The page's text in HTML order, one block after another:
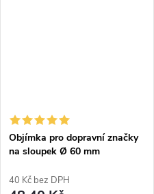
Objímka pro dopravní značky
na sloupek Ø 60 mm
40 Kč bez DPH